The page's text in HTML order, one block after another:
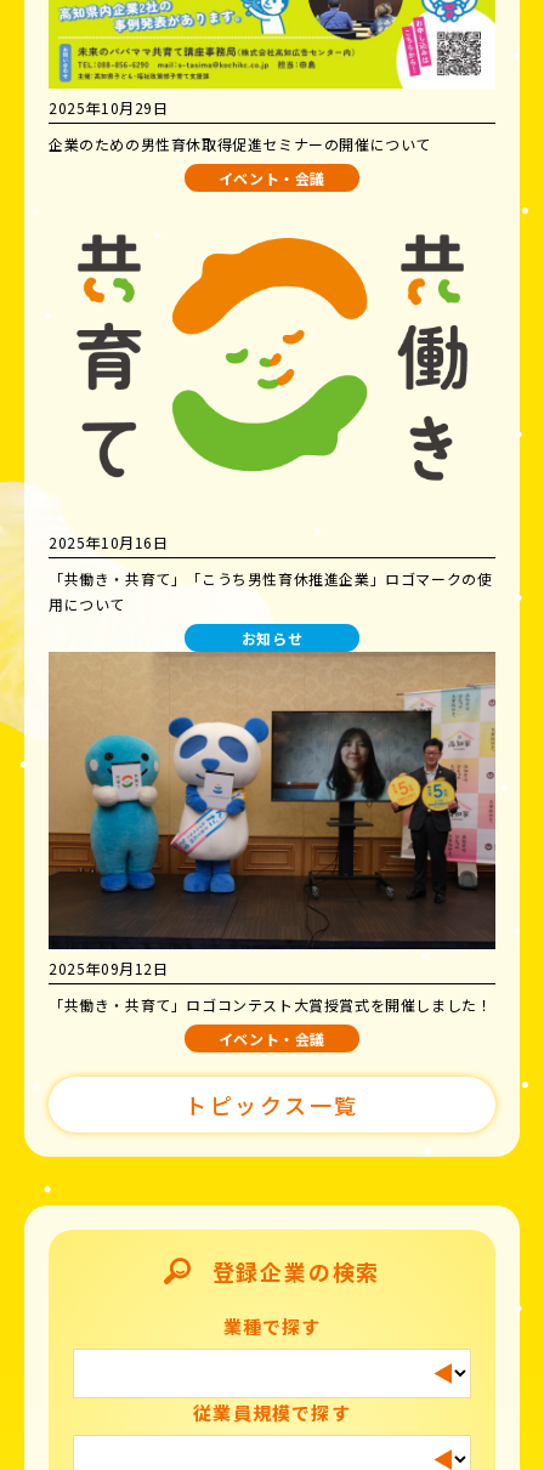
2025年10月29日
企業のための男性育休取得促進セミナーの開催について
イベント・会議
2025年10月16日
「共働き・共育て」「こうち男性育休推進企業」ロゴマークの使
用について
お知らせ
2025年09月12日
「共働き・共育て」ロゴコンテスト大賞授賞式を開催しました！
イベント・会議
トピックス一覧
登録企業の検索
業種で探す
従業員規模で探す